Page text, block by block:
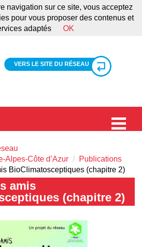
VERS LE SITE DU RÉSEAU
Alpes-Côte d’Azur
Publications
BioClimatosceptiques (chapitre 2)
amis
(chapitre 2)
navigation sur ce site, vous acceptez
pour vous proposer des contenus et
adaptés
OK